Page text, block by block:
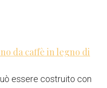
da caffè in legno di
essere costruito con